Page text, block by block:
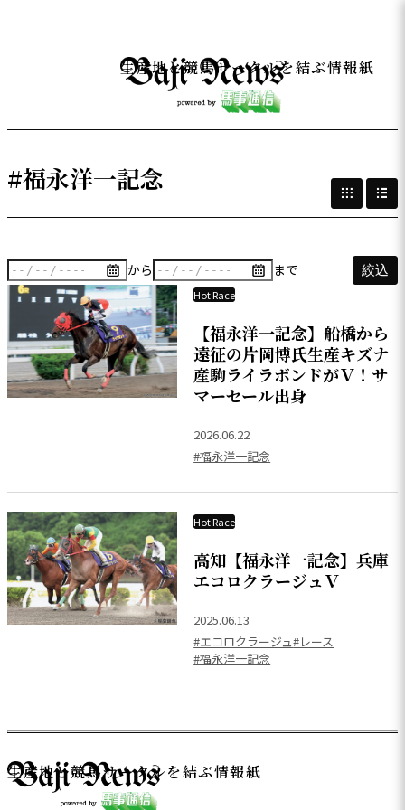
生産地と競馬サークルを結ぶ情報紙
#福永洋一記念
から まで 絞込
Hot Race
【福永洋一記念】船橋から
遠征の片岡博氏生産キズナ
産駒ライラボンドがＶ！サ
マーセール出身
2026.06.22
#福永洋一記念
Hot Race
高知【福永洋一記念】兵庫
エコロクラージュＶ
2025.06.13
#エコロクラージュ#レース
#福永洋一記念
生産地と競馬サークルを結ぶ情報紙